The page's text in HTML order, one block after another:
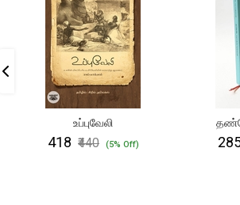
உப்புவேலி
₹418 ₹440 (5% Off)